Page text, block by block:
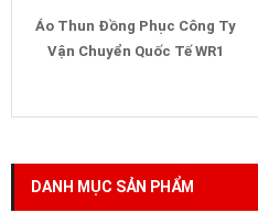
Áo Thun Đồng Phục Công Ty
Vận Chuyển Quốc Tế WR1
DANH MỤC SẢN PHẨM